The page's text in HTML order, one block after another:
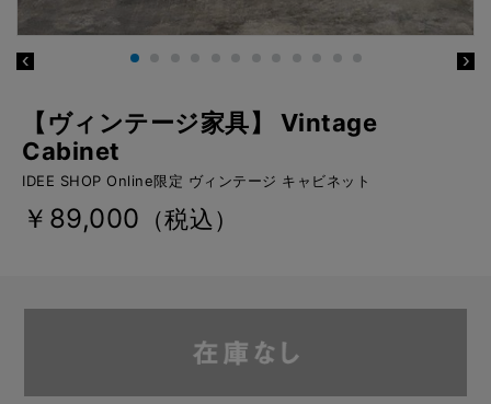
【ヴィンテージ家具】 Vintage
Cabinet
IDEE SHOP Online限定 ヴィンテージ キャビネット
￥89,000 （税込）